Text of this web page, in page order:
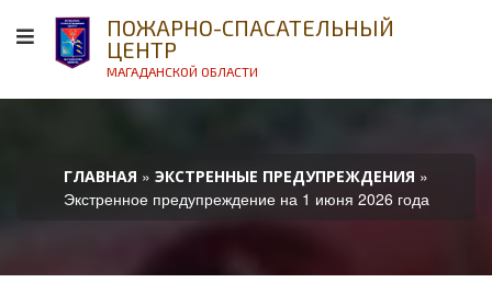
ПОЖАРНО-СПАСАТЕЛЬНЫЙ
ЦЕНТР
МАГАДАНСКОЙ ОБЛАСТИ
ГЛАВНАЯ » ЭКСТРЕННЫЕ ПРЕДУПРЕЖДЕНИЯ »
Экстренное предупреждение на 1 июня 2026 года